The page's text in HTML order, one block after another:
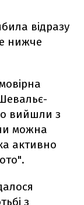
відразу
нижче
вийшли з
можна
активно
з